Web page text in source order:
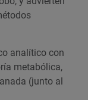
analítico con
metabólica,
(junto al